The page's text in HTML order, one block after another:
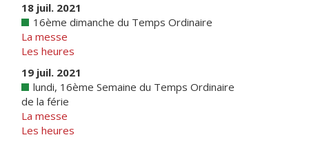
18 juil. 2021
16ème dimanche du Temps Ordinaire
La messe
Les heures
19 juil. 2021
lundi, 16ème Semaine du Temps Ordinaire
de la férie
La messe
Les heures